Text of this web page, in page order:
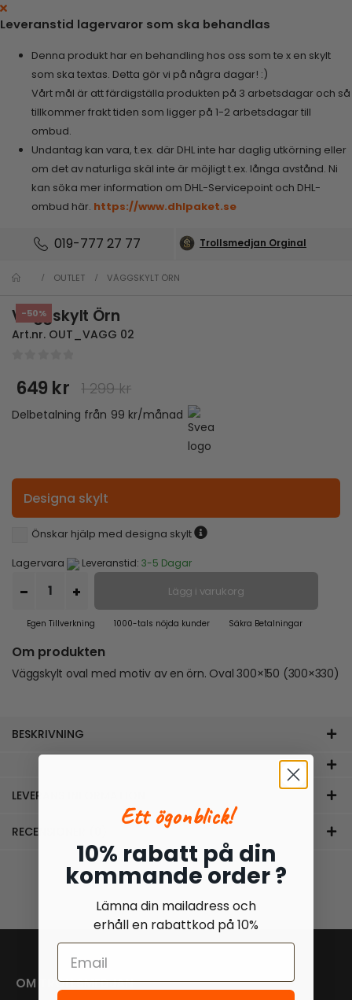
Leveranstid lagervaror som ska behandlas
Denna produkt har en behandling hos oss som te x en skylt
som ska textas. Detta gör vi på några dagar! :)
Vårt mål är att färdigställa produkten på 3 arbetsdagar och så
tillkommer frakt tiden som ligger på 1-2 arbetsdagar till
ombud.
Undantag kan vara, t.ex. där DHL inte har daglig utkörning eller
om det av naturliga skäl inte är möjligt t.ex. långa avstånd. Ni
kan söka mer information om DHL-Servicepoint och DHL-
ombud här. https://www.dhlpaket.se
019-777 27 77 Trollsmedjan Orginal
OUTLET VÄGGSKYLT ÖRN
-50%
Väggskylt Örn
Art.nr. OUT_VAGG 02
1 299kr
Det
ursprungliga
299 kr.
649 kr
Det
nuvarande
Delbetalning från 99 kr/månad
Designa skylt
Önskar hjälp med designa skylt
Lagervara
Leveranstid: 3-5 Dagar
Lägg i varukorg
Egen Tillverkning 1000-tals nöjda kunder Säkra Betalningar
Om produkten
Väggskylt oval med motiv av en örn. Oval 300×150 (300×330)
BESKRIVNING
LEVERANS INFORMATION
RECENSIONER (0)
OM TROLLSMEDJAN
Ett ögonblick!
10% rabatt på din
kommande order ?
Lämna din mailadress och
erhåll en rabattkod på 10%